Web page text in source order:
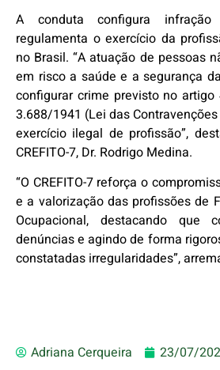
A conduta configura
regulamenta o exercício da
no Brasil. “A atuação de pessoas
em risco a saúde e a segurança
configurar crime previsto no artigo
3.688/1941 (Lei das
exercício ilegal de profissão”,
CREFITO-7, Dr. Rodrigo Medina.
“O CREFITO-7 reforça o
e a valorização das profissões de
Ocupacional, destacando que
denúncias e agindo de forma
constatadas irregularidades”,
Adriana Cerqueira 23/07/